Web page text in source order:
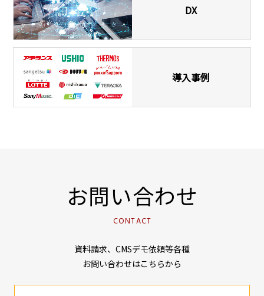
DX
導入事例
お問い合わせ
CONTACT
資料請求、CMSデモ依頼等各種
お問い合わせはこちらから